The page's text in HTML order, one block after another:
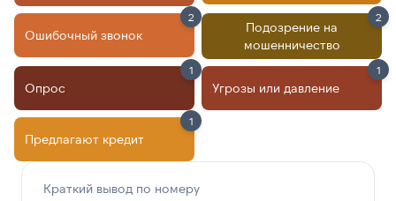
Ошибочный звонок
2
Подозрение на
мошенничество
2
Опрос
1
Угрозы или давление
1
Предлагают кредит
1
Краткий вывод по номеру